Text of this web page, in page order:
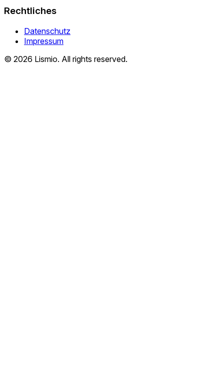
Rechtliches
Datenschutz
Impressum
© 2026 Lismio. All rights reserved.